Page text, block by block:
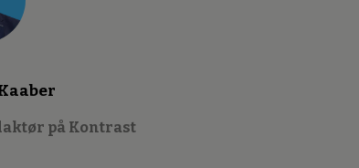
på Kontrast